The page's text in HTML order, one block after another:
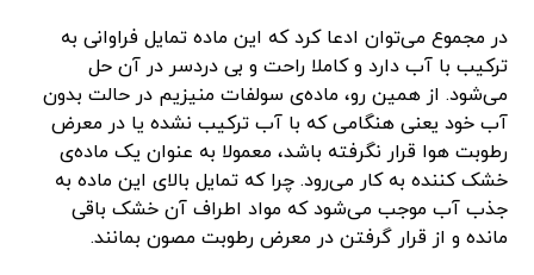
در مجموع می‌توان ادعا کرد که این ماده تمایل فراوانی به
ترکیب با آب دارد و کاملا راحت و بی دردسر در آن حل
می‌شود. از همین رو، ماده‌ی سولفات منیزیم در حالت بدون
آب خود یعنی هنگامی که با آب ترکیب نشده یا در معرض
رطوبت هوا قرار نگرفته باشد، معمولا به عنوان یک ماده‌ی
خشک کننده به کار می‌رود. چرا که تمایل بالای این ماده به
جذب آب موجب می‌شود که مواد اطراف آن خشک باقی
مانده و از قرار گرفتن در معرض رطوبت مصون بمانند.